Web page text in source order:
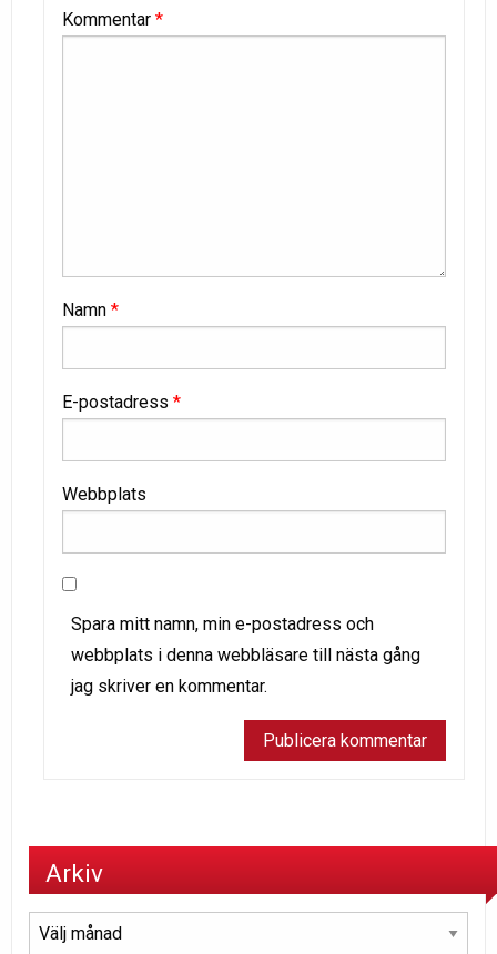
Kommentar *
Namn *
E-postadress *
Webbplats
Spara mitt namn, min e-postadress och
webbplats i denna webbläsare till nästa gång
jag skriver en kommentar.
Arkiv
Arkiv